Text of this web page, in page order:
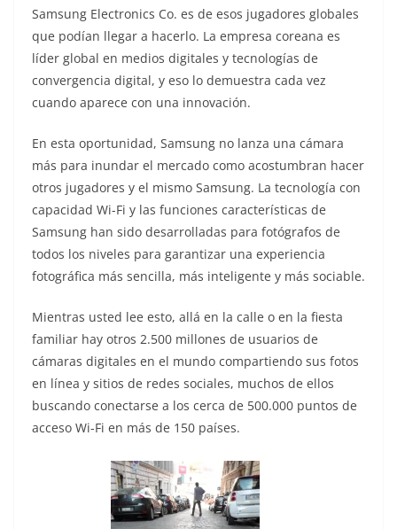
Samsung Electronics Co. es de esos jugadores globales
que podían llegar a hacerlo. La empresa coreana es
líder global en medios digitales y tecnologías de
convergencia digital, y eso lo demuestra cada vez
cuando aparece con una innovación.
En esta oportunidad, Samsung no lanza una cámara
más para inundar el mercado como acostumbran hacer
otros jugadores y el mismo Samsung. La tecnología con
capacidad Wi-Fi y las funciones características de
Samsung han sido desarrolladas para fotógrafos de
todos los niveles para garantizar una experiencia
fotográfica más sencilla, más inteligente y más sociable.
Mientras usted lee esto, allá en la calle o en la fiesta
familiar hay otros 2.500 millones de usuarios de
cámaras digitales en el mundo compartiendo sus fotos
en línea y sitios de redes sociales, muchos de ellos
buscando conectarse a los cerca de 500.000 puntos de
acceso Wi-Fi en más de 150 países.